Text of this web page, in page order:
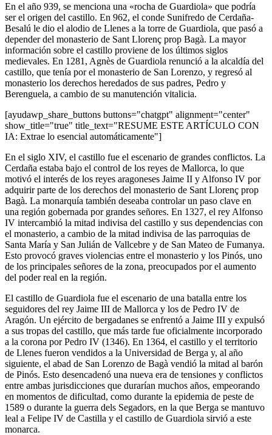
En el año 939, se menciona una «rocha de Guardiola» que podría
ser el origen del castillo. En 962, el conde Sunifredo de Cerdaña-
Besalú le dio el alodio de Llenes a la torre de Guardiola, que pasó a
depender del monasterio de Sant Llorenç prop Bagà. La mayor
información sobre el castillo proviene de los últimos siglos
medievales. En 1281, Agnès de Guardiola renunció a la alcaldía del
castillo, que tenía por el monasterio de San Lorenzo, y regresó al
monasterio los derechos heredados de sus padres, Pedro y
Berenguela, a cambio de su manutención vitalicia.
[ayudawp_share_buttons buttons="chatgpt" alignment="center"
show_title="true" title_text="RESUME ESTE ARTÍCULO CON
IA: Extrae lo esencial automáticamente"]
En el siglo XIV, el castillo fue el escenario de grandes conflictos. La
Cerdaña estaba bajo el control de los reyes de Mallorca, lo que
motivó el interés de los reyes aragoneses Jaime II y Alfonso IV por
adquirir parte de los derechos del monasterio de Sant Llorenç prop
Bagà. La monarquía también deseaba controlar un paso clave en
una región gobernada por grandes señores. En 1327, el rey Alfonso
IV intercambió la mitad indivisa del castillo y sus dependencias con
el monasterio, a cambio de la mitad indivisa de las parroquias de
Santa María y San Julián de Vallcebre y de San Mateo de Fumanya.
Esto provocó graves violencias entre el monasterio y los Pinós, uno
de los principales señores de la zona, preocupados por el aumento
del poder real en la región.
El castillo de Guardiola fue el escenario de una batalla entre los
seguidores del rey Jaime III de Mallorca y los de Pedro IV de
Aragón. Un ejército de bergadanes se enfrentó a Jaime III y expulsó
a sus tropas del castillo, que más tarde fue oficialmente incorporado
a la corona por Pedro IV (1346). En 1364, el castillo y el territorio
de Llenes fueron vendidos a la Universidad de Berga y, al año
siguiente, el abad de San Lorenzo de Bagà vendió la mitad al barón
de Pinós. Esto desencadenó una nueva era de tensiones y conflictos
entre ambas jurisdicciones que durarían muchos años, empeorando
en momentos de dificultad, como durante la epidemia de peste de
1589 o durante la guerra dels Segadors, en la que Berga se mantuvo
leal a Felipe IV de Castilla y el castillo de Guardiola sirvió a este
monarca.